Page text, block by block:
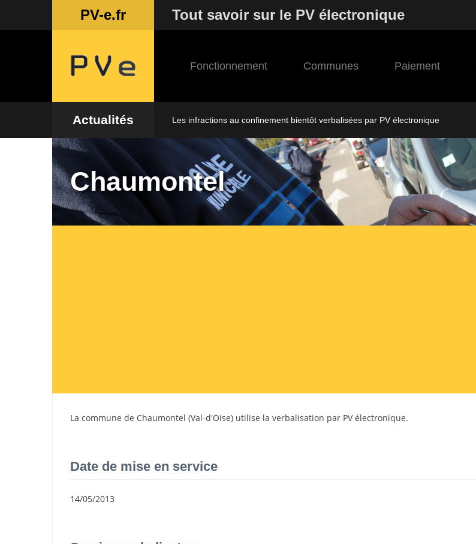
PV-e.fr Tout savoir sur le PV électronique
Fonctionnement Communes Paiement
Actualités Les infractions au confinement bientôt verbalisées par PV électronique
Chaumontel
La commune de Chaumontel (Val-d'Oise) utilise la verbalisation par PV électronique.
Date de mise en service
14/05/2013